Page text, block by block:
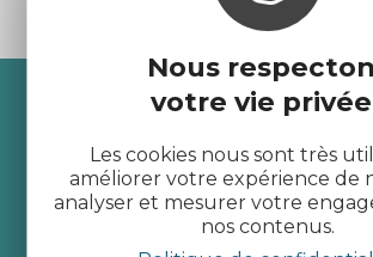
Nous
votre vie
Les cookies nous sont très
améliorer votre expérience de
analyser et mesurer votre
nos contenus.
Recevez
Côtes
je m'abonne